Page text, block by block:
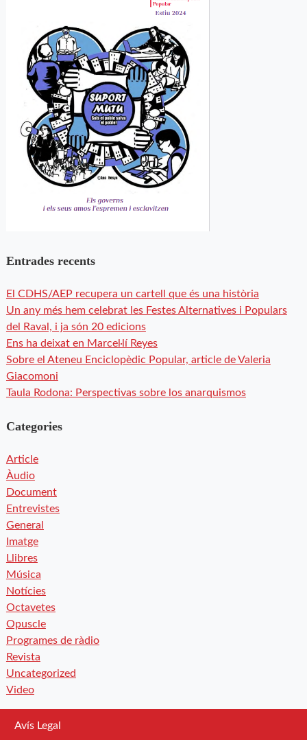
Entrades recents
El CDHS/AEP recupera un cartell que és una història
Un any més hem celebrat les Festes Alternatives i Populars
del Raval, i ja són 20 edicions
Ens ha deixat en Marcel·lí Reyes
Sobre el Ateneu Enciclopèdic Popular, article de Valeria
Giacomoni
Taula Rodona: Perspectivas sobre los anarquismos
Categories
Article
Àudio
Document
Entrevistes
General
Imatge
Llibres
Música
Notícies
Octavetes
Opuscle
Programes de ràdio
Revista
Uncategorized
Video
Avís Legal